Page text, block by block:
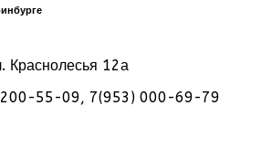
Краснолесья 12а
200-55-09, 7(953) 000-69-79